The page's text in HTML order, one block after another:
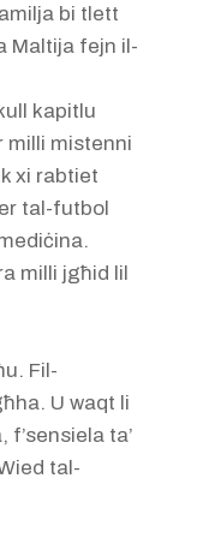
bi tlett
Maltija fejn il-
kapitlu
milli mistenni
xi rabtiet
tal-futbol
milli jgħid lil
Fil-
U waqt li
ta’
tal-